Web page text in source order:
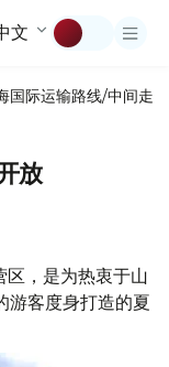
文
国际运输路线/中间走廊
放
，是为热衷于山
游客度身打造的夏